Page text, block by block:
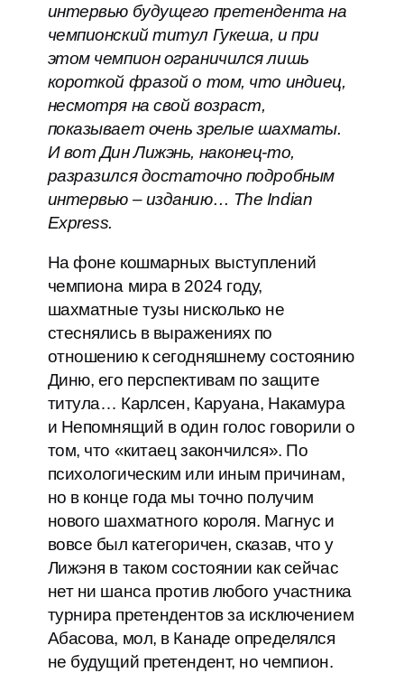
интервью будущего претендента на
чемпионский титул Гукеша, и при
этом чемпион ограничился лишь
короткой фразой о том, что индиец,
несмотря на свой возраст,
показывает очень зрелые шахматы.
И вот Дин Лижэнь, наконец-то,
разразился достаточно подробным
интервью – изданию… The Indian
Express.
На фоне кошмарных выступлений
чемпиона мира в 2024 году,
шахматные тузы нисколько не
стеснялись в выражениях по
отношению к сегодняшнему состоянию
Диню, его перспективам по защите
титула… Карлсен, Каруана, Накамура
и Непомнящий в один голос говорили о
том, что «китаец закончился». По
психологическим или иным причинам,
но в конце года мы точно получим
нового шахматного короля. Магнус и
вовсе был категоричен, сказав, что у
Лижэня в таком состоянии как сейчас
нет ни шанса против любого участника
турнира претендентов за исключением
Абасова, мол, в Канаде определялся
не будущий претендент, но чемпион.